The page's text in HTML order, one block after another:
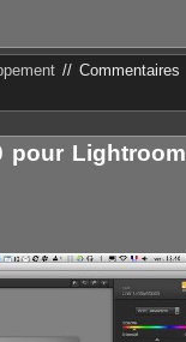
// Commentaires
pour Lightroom